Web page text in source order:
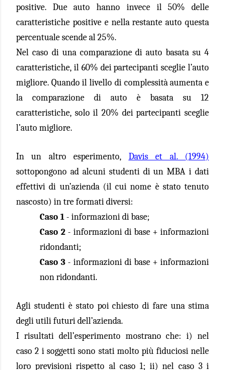
positive. Due auto hanno invece il 50% delle
caratteristiche positive e nella restante auto questa
percentuale scende al 25%.
Nel caso di una comparazione di auto basata su 4
caratteristiche, il 60% dei partecipanti sceglie l’auto
migliore. Quando il livello di complessità aumenta e
la comparazione di auto è basata su 12
caratteristiche, solo il 20% dei partecipanti sceglie
l’auto migliore.
In un altro esperimento, Davis et al. (1994)
sottopongono ad alcuni studenti di un MBA i dati
effettivi di un’azienda (il cui nome è stato tenuto
nascosto) in tre formati diversi:
Caso 1 - informazioni di base;
Caso 2 - informazioni di base + informazioni
ridondanti;
Caso 3 - informazioni di base + informazioni
non ridondanti.
Agli studenti è stato poi chiesto di fare una stima
degli utili futuri dell’azienda.
I risultati dell’esperimento mostrano che: i) nel
caso 2 i soggetti sono stati molto più fiduciosi nelle
loro previsioni rispetto al caso 1; ii) nel caso 3 i